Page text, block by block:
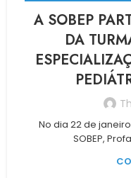
A SOBEP
DA
No dia 22 de
SOBEP,